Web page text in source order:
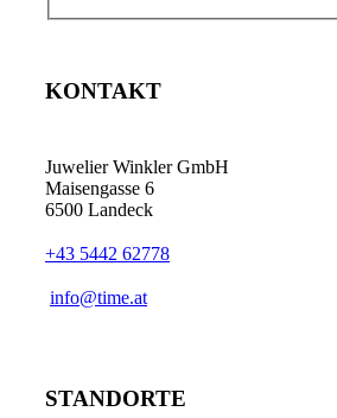
KONTAKT
Juwelier Winkler GmbH
Maisengasse 6
6500 Landeck
+43 5442 62778
info@time.at
STANDORTE